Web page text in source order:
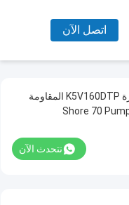
اتصل الآن
مجموعات ختم حفارة K5V160DTP المقاومة
نتحدث الآن